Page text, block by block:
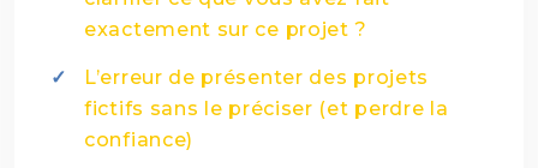
exactement sur ce projet ?
L’erreur de présenter des projets
fictifs sans le préciser (et perdre la
confiance)